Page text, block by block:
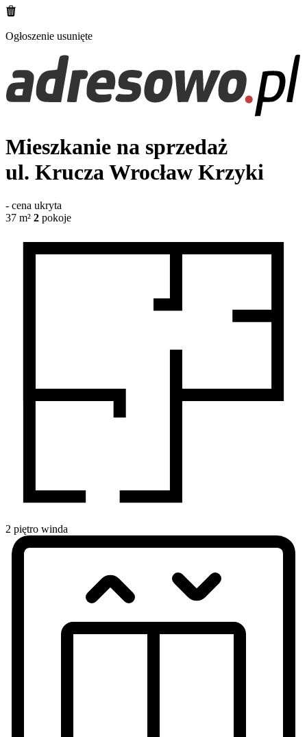
Ogłoszenie usunięte
Mieszkanie na sprzedaż
ul. Krucza Wrocław Krzyki
- cena ukryta
37 m² 2 pokoje
2 piętro winda